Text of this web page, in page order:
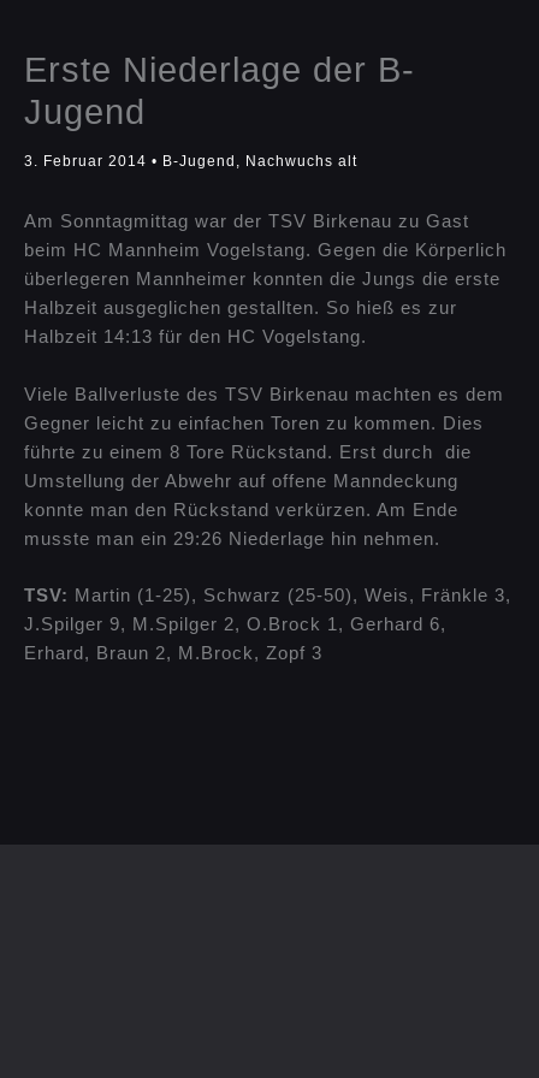
Erste Niederlage der B-
Jugend
3. Februar 2014 • B-Jugend , Nachwuchs alt
Am Sonntagmittag war der TSV Birkenau zu Gast
beim HC Mannheim Vogelstang. Gegen die Körperlich
überlegeren Mannheimer konnten die Jungs die erste
Halbzeit ausgeglichen gestallten. So hieß es zur
Halbzeit 14:13 für den HC Vogelstang.
Viele Ballverluste des TSV Birkenau machten es dem
Gegner leicht zu einfachen Toren zu kommen. Dies
führte zu einem 8 Tore Rückstand. Erst durch die
Umstellung der Abwehr auf offene Manndeckung
konnte man den Rückstand verkürzen. Am Ende
musste man ein 29:26 Niederlage hin nehmen.
TSV: Martin (1-25), Schwarz (25-50), Weis, Fränkle 3,
J.Spilger 9, M.Spilger 2, O.Brock 1, Gerhard 6,
Erhard, Braun 2, M.Brock, Zopf 3